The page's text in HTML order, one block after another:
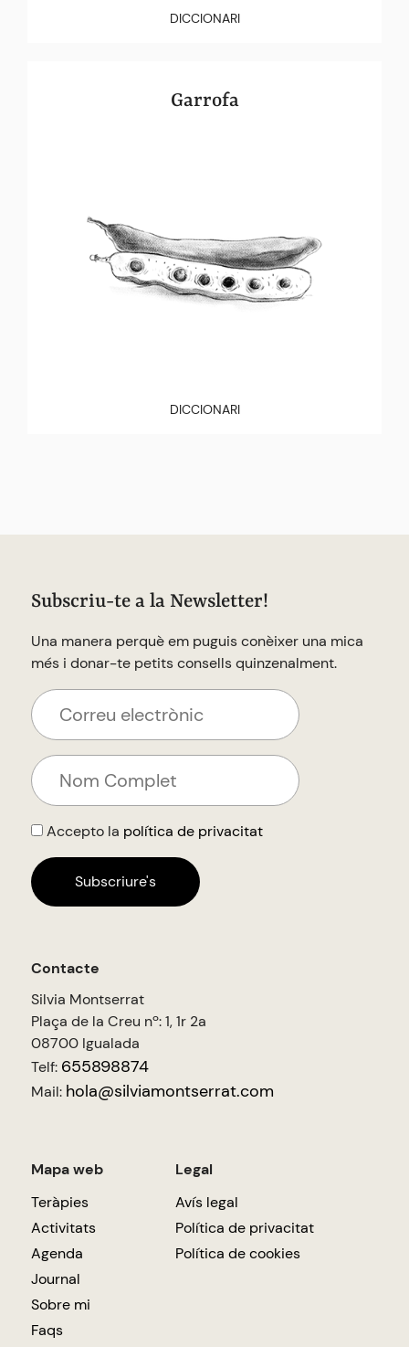
DICCIONARI
Garrofa
DICCIONARI
Subscriu-te a la Newsletter!
Una manera perquè em puguis conèixer una mica
més i donar-te petits consells quinzenalment.
Accepto la política de privacitat
Contacte
Silvia Montserrat
Plaça de la Creu nº: 1, 1r 2a
08700 Igualada
Telf: 655898874
Mail: hola@silviamontserrat.com
Mapa web
Teràpies
Activitats
Agenda
Journal
Sobre mi
Faqs
Legal
Avís legal
Política de privacitat
Política de cookies